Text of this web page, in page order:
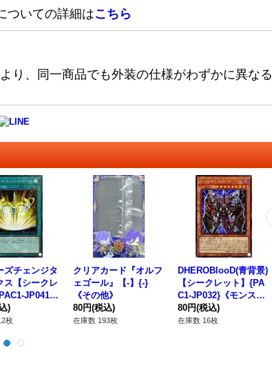
ついての詳細はこちら
り、同一商品でも外装の仕様がわずかに異なる
ズチェンジタ
ス【シークレ
JP041}
)
枚
クリアカード『オルフ
ェゴール』【-】{-}
《その他》
80円(税込)
在庫数 193枚
DHEROBlooD(青背景)
【シークレット】{PA
C1-JP032}《モンスタ
ー》
80円(税込)
在庫数 16枚